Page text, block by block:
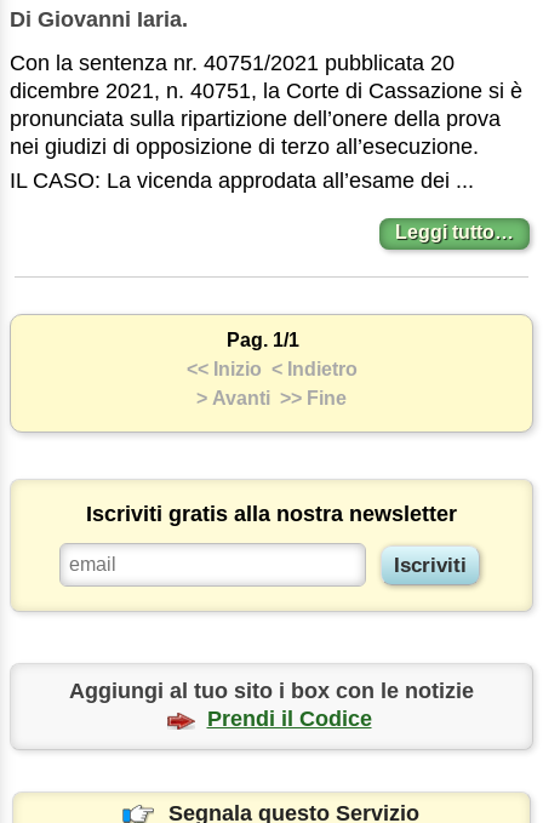
Di Giovanni Iaria.
Con la sentenza nr. 40751/2021 pubblicata 20
dicembre 2021, n. 40751, la Corte di Cassazione si è
pronunciata sulla ripartizione dell’onere della prova
nei giudizi di opposizione di terzo all’esecuzione.
IL CASO: La vicenda approdata all’esame dei ...
Leggi tutto…
Pag. 1/1
<< Inizio < Indietro
> Avanti >> Fine
Iscriviti gratis alla nostra newsletter
Aggiungi al tuo sito i box con le notizie
Prendi il Codice
Segnala questo Servizio